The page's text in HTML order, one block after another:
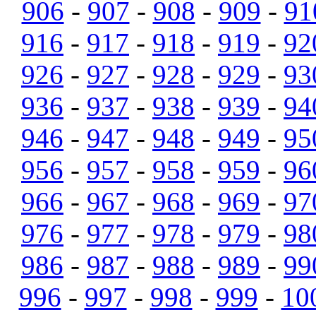
906 - 907 - 908 - 909 -
916 - 917 - 918 - 919 -
926 - 927 - 928 - 929 -
936 - 937 - 938 - 939 -
946 - 947 - 948 - 949 -
956 - 957 - 958 - 959 -
966 - 967 - 968 - 969 -
976 - 977 - 978 - 979 -
986 - 987 - 988 - 989 -
996 - 997 - 998 - 999 -